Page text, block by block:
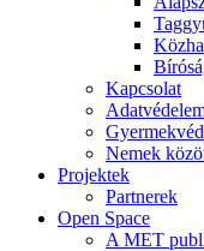
Kapcsolat
Nemek
Projektek
Partnerek
Open Space
A MET